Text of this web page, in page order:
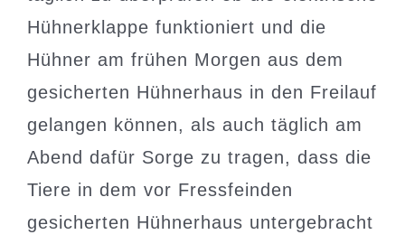
Hühnerklappe funktioniert und die
Hühner am frühen Morgen aus dem
gesicherten Hühnerhaus in den Freilauf
gelangen können, als auch täglich am
Abend dafür Sorge zu tragen, dass die
Tiere in dem vor Fressfeinden
gesicherten Hühnerhaus untergebracht